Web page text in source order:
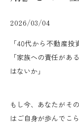
2026/03/04
「40代から不動産
「家族への責任があ
はないか」
もし今、あなたがそ
はご自身が歩んでこ